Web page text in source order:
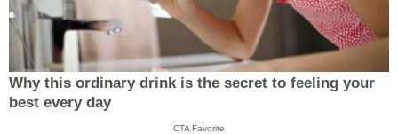
Why this ordinary drink is the secret to feeling your
best every day
CTA Favorite